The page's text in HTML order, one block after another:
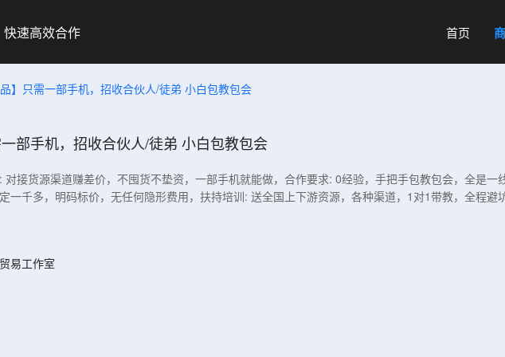
速高效合作 首页
品】只需一部手机，招收合伙人/徒弟 小白包教包会
一部手机，招收合伙人/徒弟 小白包教包会
接货源渠道赚差价，不囤货不垫资，一部手机就能做，合作要求: 0经验，手把手包教包会，全是
一千多，明码标价，无任何隐形费用，扶持培训: 送全国上下游资源，各种渠道，1对1带教，全程
易工作室